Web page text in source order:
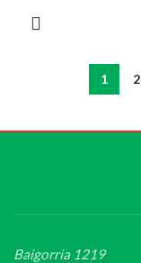
1 2
Baigorria 1219